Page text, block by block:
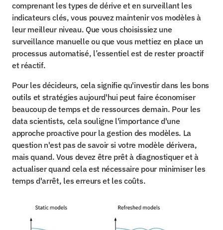
comprenant les types de dérive et en surveillant les
indicateurs clés, vous pouvez maintenir vos modèles à
leur meilleur niveau. Que vous choisissiez une
surveillance manuelle ou que vous mettiez en place un
processus automatisé, l’essentiel est de rester proactif
et réactif.
Pour les décideurs, cela signifie qu'investir dans les bons
outils et stratégies aujourd'hui peut faire économiser
beaucoup de temps et de ressources demain. Pour les
data scientists, cela souligne l'importance d'une
approche proactive pour la gestion des modèles. La
question n'est pas de savoir si votre modèle dérivera,
mais quand. Vous devez être prêt à diagnostiquer et à
actualiser quand cela est nécessaire pour minimiser les
temps d'arrêt, les erreurs et les coûts.